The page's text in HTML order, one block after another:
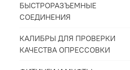
БЫСТРОРАЗЪЕМНЫЕ
СОЕДИНЕНИЯ
КАЛИБРЫ ДЛЯ ПРОВЕРКИ
КАЧЕСТВА ОПРЕССОВКИ